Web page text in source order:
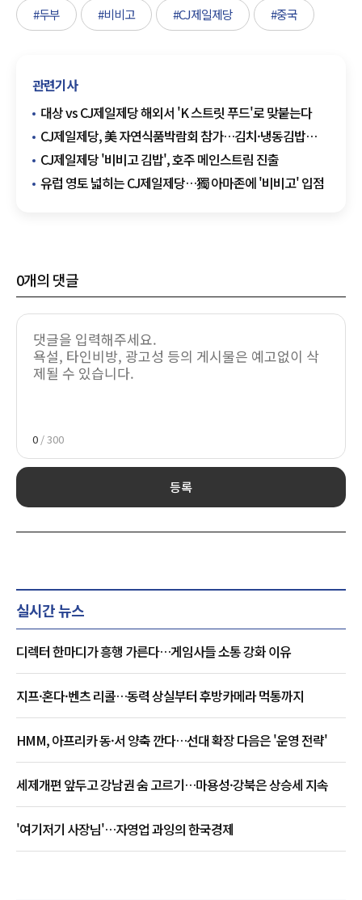
#두부 #비비고 #CJ제일제당 #중국
관련기사
대상 vs CJ제일제당 해외서 'K 스트릿 푸드'로 맞붙는다
CJ제일제당, 美 자연식품박람회 참가…김치·냉동김밥
소개
CJ제일제당 '비비고 김밥', 호주 메인스트림 진출
유럽 영토 넓히는 CJ제일제당…獨 아마존에 '비비고' 입점
0개의 댓글
0 / 300
등록
실시간 뉴스
디렉터 한마디가 흥행 가른다…게임사들 소통 강화 이유
지프·혼다·벤츠 리콜…동력 상실부터 후방카메라 먹통까지
HMM, 아프리카 동·서 양축 깐다…선대 확장 다음은 '운영 전략'
세제개편 앞두고 강남권 숨 고르기…마용성·강북은 상승세 지속
'여기저기 사장님'…자영업 과잉의 한국경제